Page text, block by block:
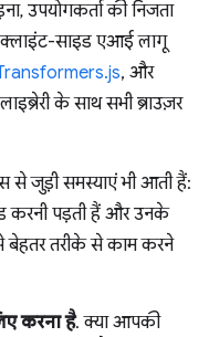
उपयोगकर्ता की निजता
साइड एआई लागू
, और
के साथ सभी ब्राउज़र
से जुड़ी समस्याएं भी आती हैं:
करनी पड़ती हैं और उनके
बेहतर तरीके से काम करने
करना है. क्या आपकी